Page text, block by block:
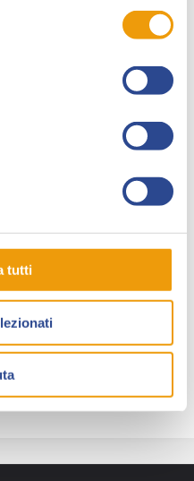
tutti
che gli ha fruttato la
Up Publishing). Sempre
Mini
a fumetti di
Janis
Professor.
in